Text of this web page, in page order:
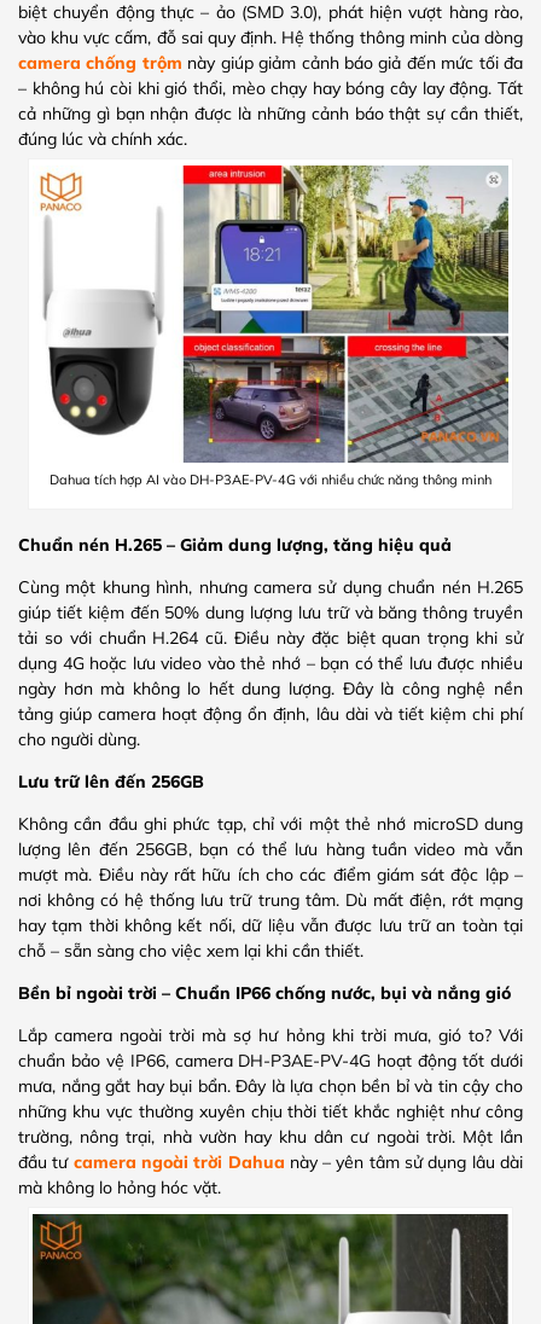
biệt chuyển động thực – ảo (SMD 3.0), phát hiện vượt hàng rào,
vào khu vực cấm, đỗ sai quy định. Hệ thống thông minh của dòng
camera chống trộm này giúp giảm cảnh báo giả đến mức tối đa
– không hú còi khi gió thổi, mèo chạy hay bóng cây lay động. Tất
cả những gì bạn nhận được là những cảnh báo thật sự cần thiết,
đúng lúc và chính xác.
Dahua tích hợp AI vào DH-P3AE-PV-4G với nhiều chức năng thông minh
Chuẩn nén H.265 – Giảm dung lượng, tăng hiệu quả
Cùng một khung hình, nhưng camera sử dụng chuẩn nén H.265
giúp tiết kiệm đến 50% dung lượng lưu trữ và băng thông truyền
tải so với chuẩn H.264 cũ. Điều này đặc biệt quan trọng khi sử
dụng 4G hoặc lưu video vào thẻ nhớ – bạn có thể lưu được nhiều
ngày hơn mà không lo hết dung lượng. Đây là công nghệ nền
tảng giúp camera hoạt động ổn định, lâu dài và tiết kiệm chi phí
cho người dùng.
Lưu trữ lên đến 256GB
Không cần đầu ghi phức tạp, chỉ với một thẻ nhớ microSD dung
lượng lên đến 256GB, bạn có thể lưu hàng tuần video mà vẫn
mượt mà. Điều này rất hữu ích cho các điểm giám sát độc lập –
nơi không có hệ thống lưu trữ trung tâm. Dù mất điện, rớt mạng
hay tạm thời không kết nối, dữ liệu vẫn được lưu trữ an toàn tại
chỗ – sẵn sàng cho việc xem lại khi cần thiết.
Bền bỉ ngoài trời – Chuẩn IP66 chống nước, bụi và nắng gió
Lắp camera ngoài trời mà sợ hư hỏng khi trời mưa, gió to? Với
chuẩn bảo vệ IP66, camera DH-P3AE-PV-4G hoạt động tốt dưới
mưa, nắng gắt hay bụi bẩn. Đây là lựa chọn bền bỉ và tin cậy cho
những khu vực thường xuyên chịu thời tiết khắc nghiệt như công
trường, nông trại, nhà vườn hay khu dân cư ngoài trời. Một lần
đầu tư camera ngoài trời Dahua này – yên tâm sử dụng lâu dài
mà không lo hỏng hóc vặt.